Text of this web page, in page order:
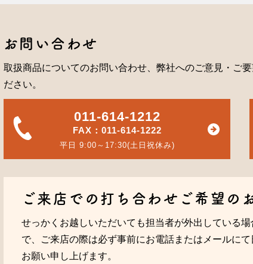
お問い合わせ
取扱商品についてのお問い合わせ、弊社へのご意見・ご
ださい。
011-614-1212
FAX：011-614-1222
平日 9:00～17:30(土日祝休み)
ご来店での打ち合わせご希望の
せっかくお越しいただいても担当者が外出している
で、ご来店の際は必ず事前にお電話またはメールに
お願い申し上げます。